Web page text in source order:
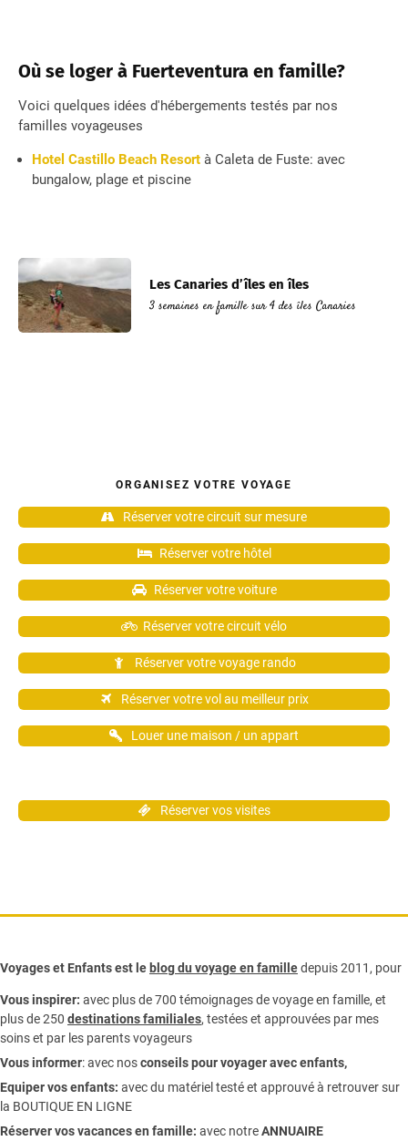
Où se loger à Fuerteventura en famille?
Voici quelques idées d'hébergements testés par nos
familles voyageuses
Hotel Castillo Beach Resort à Caleta de Fuste: avec
bungalow, plage et piscine
Les Canaries d’îles en îles
3 semaines en famille sur 4 des îles Canaries
ORGANISEZ VOTRE VOYAGE
Réserver votre circuit sur mesure
Réserver votre hôtel
Réserver votre voiture
Réserver votre circuit vélo
Réserver votre voyage rando
Réserver votre vol au meilleur prix
Louer une maison / un appart
Réserver vos visites
Voyages et Enfants est le blog du voyage en familledepuis 2011, pour
Vous inspirer: avec plus de 700 témoignages devoyage en famille, et
plus de 250 destinations familiales, testées et approuvées par mes
soins et par les parents voyageurs
Vous informer:avec nosconseils pour voyager avec enfants,
Equiper vos enfants: avec du matériel testé et approuvé à retrouver sur
la BOUTIQUE EN LIGNE
Réserver vos vacances en famille: avec notreANNUAIRE